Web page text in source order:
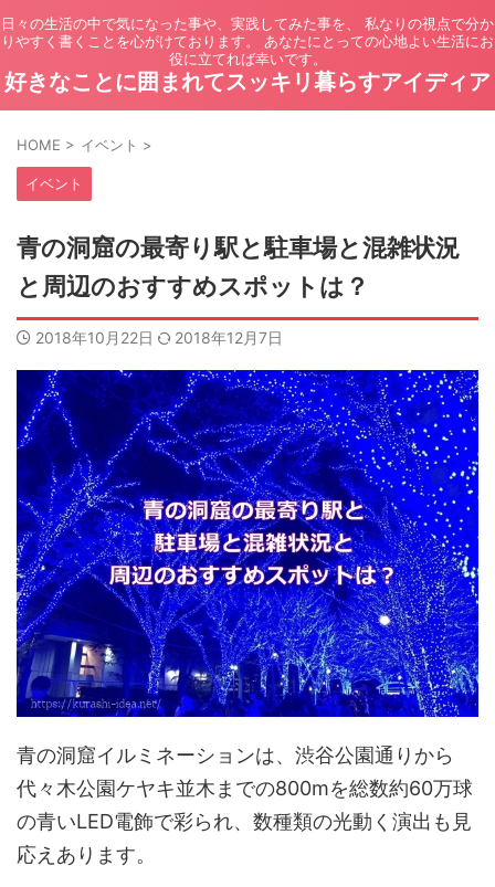
日々の生活の中で気になった事や、実践してみた事を、 私なりの視点で分か
りやすく書くことを心がけております。 あなたにとっての心地よい生活にお
役に立てれば幸いです。
好きなことに囲まれてスッキリ暮らすアイディア
HOME > イベント >
イベント
青の洞窟の最寄り駅と駐車場と混雑状況
と周辺のおすすめスポットは？
2018年10月22日 2018年12月7日
青の洞窟イルミネーションは、渋谷公園通りから
代々木公園ケヤキ並木までの800mを総数約60万球
の青いLED電飾で彩られ、数種類の光動く演出も見
応えあります。